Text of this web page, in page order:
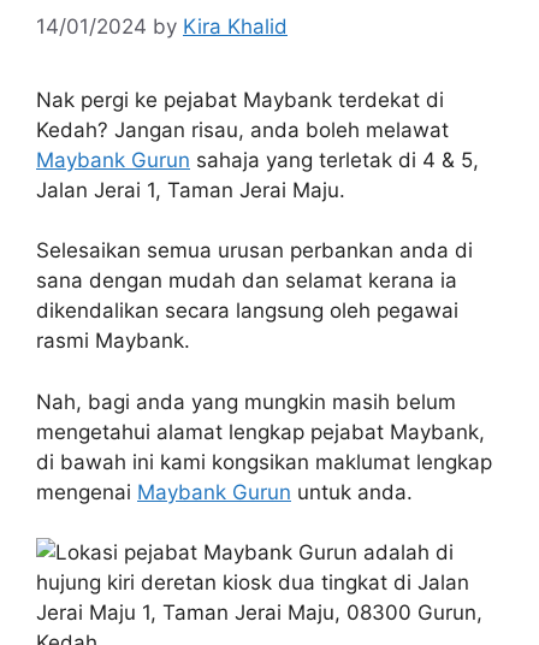
14/01/2024 by Kira Khalid
Nak pergi ke pejabat Maybank terdekat di
Kedah? Jangan risau, anda boleh melawat
Maybank Gurun sahaja yang terletak di 4 & 5,
Jalan Jerai 1, Taman Jerai Maju.
Selesaikan semua urusan perbankan anda di
sana dengan mudah dan selamat kerana ia
dikendalikan secara langsung oleh pegawai
rasmi Maybank.
Nah, bagi anda yang mungkin masih belum
mengetahui alamat lengkap pejabat Maybank,
di bawah ini kami kongsikan maklumat lengkap
mengenai Maybank Gurun untuk anda.